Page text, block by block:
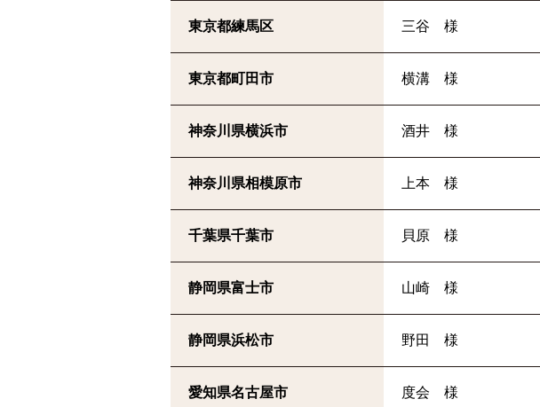
東京都練馬区 三谷 様
東京都町田市 横溝 様
神奈川県横浜市 酒井 様
神奈川県相模原市 上本 様
千葉県千葉市 貝原 様
静岡県富士市 山崎 様
静岡県浜松市 野田 様
愛知県名古屋市 度会 様